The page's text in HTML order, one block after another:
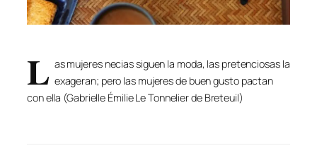
L as mujeres necias siguen la moda, las pretenciosas la
exageran; pero las mujeres de buen gusto pactan
con ella (Gabrielle Émilie Le Tonnelier de Breteuil)